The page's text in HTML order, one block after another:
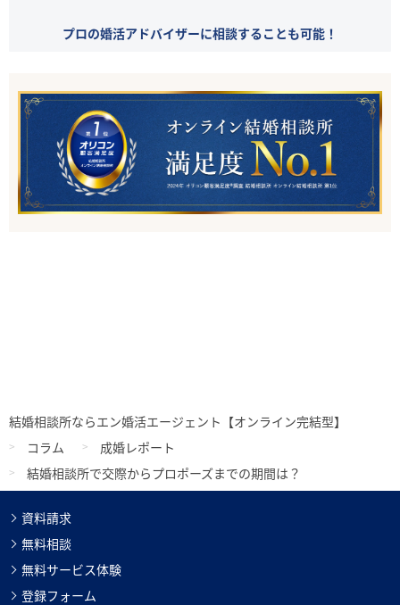
プロの婚活アドバイザーに相談することも可能！
結婚相談所ならエン婚活エージェント【オンライン完結型】
コラム
成婚レポート
結婚相談所で交際からプロポーズまでの期間は？
資料請求
無料相談
無料サービス体験
登録フォーム